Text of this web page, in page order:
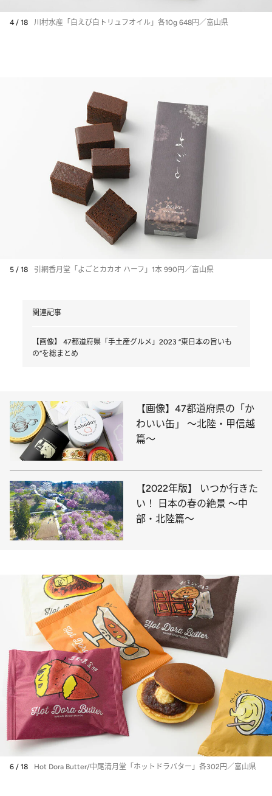
4 / 18 川村水産「白えび白トリュフオイル」各10g 648円／富山県
5 / 18 引網香月堂「よごとカカオ ハーフ」1本 990円／富山県
関連記事
【画像】 47都道府県「手土産グルメ」2023 “東日本の旨いも
の”を総まとめ
【画像】47都道府県の「か
わいい缶」 ～北陸・甲信越
篇～
【2022年版】 いつか行きた
い！ 日本の春の絶景 ～中
部・北陸篇～
6 / 18 Hot Dora Butter/中尾清月堂「ホットドラバター」各302円／富山県